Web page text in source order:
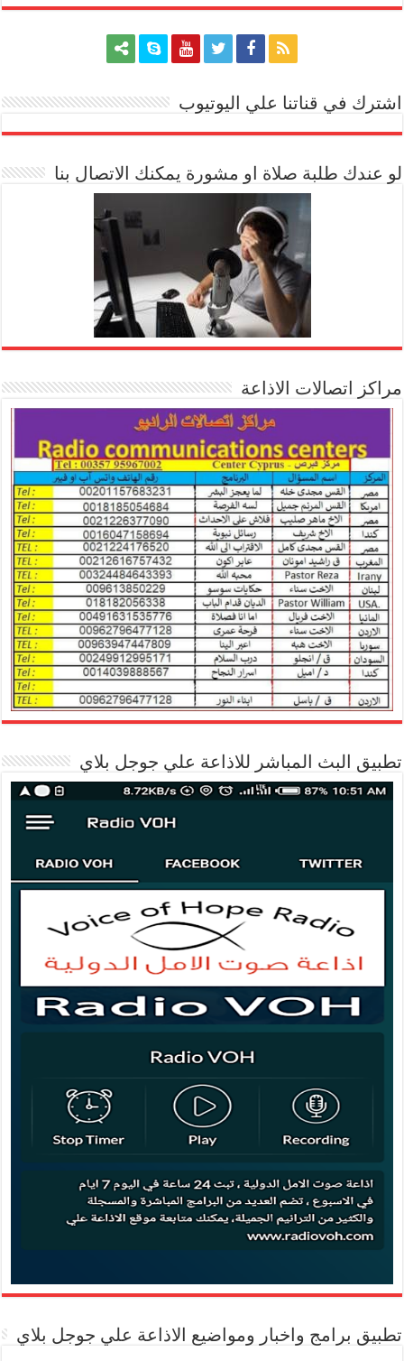
اشترك في قناتنا علي اليوتيوب
لو عندك طلبة صلاة او مشورة يمكنك الاتصال بنا
مراكز اتصالات الاذاعة
تطبيق البث المباشر للاذاعة علي جوجل بلاي
تطبيق برامج واخبار ومواضيع الاذاعة علي جوجل بلاي